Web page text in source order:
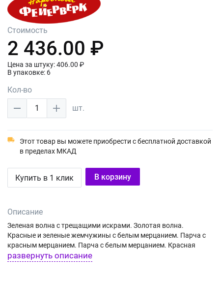
Стоимость
2 436.00 ₽
Цена за штуку: 406.00 ₽
В упаковке: 6
Кол-во
1
шт.
Этот товар вы можете приобрести с бесплатной доставкой
в пределах МКАД
Купить в 1 клик В корзину
Описание
Зеленая волна с трещащими искрами. Золотая волна.
Красные и зеленые жемчужины с белым мерцанием. Парча с
красным мерцанием. Парча с белым мерцанием. Красная
волна.
развернуть описание